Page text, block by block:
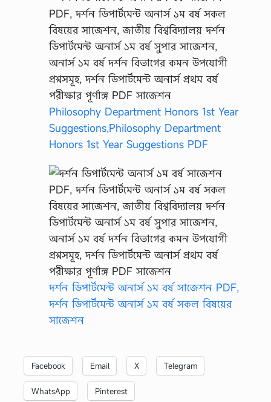
Philosophy Department Honors 1st Year
Suggestions,Philosophy Department
Honors 1st Year Suggestions PDF
দর্শন ডিপার্টমেন্ট অনার্স ১ম বর্ষ সাজেশন PDF,
দর্শন ডিপার্টমেন্ট অনার্স ১ম বর্ষ সকল বিষয়ের
সাজেশন
Facebook Email X Telegram
WhatsApp Pinterest